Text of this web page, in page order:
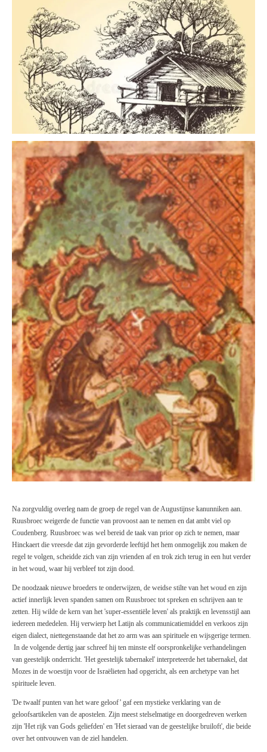
Na zorgvuldig overleg nam de groep de regel van de Augustijnse kanunniken aan.
Ruusbroec weigerde de functie van provoost aan te nemen en dat ambt viel op
Coudenberg. Ruusbroec was wel bereid de taak van prior op zich te nemen, maar
Hinckaert die vreesde dat zijn gevorderde leeftijd het hem onmogelijk zou maken de
regel te volgen, scheidde zich van zijn vrienden af en trok zich terug in een hut verder
in het woud, waar hij verbleef tot zijn dood.
De noodzaak nieuwe broeders te onderwijzen, de weidse stilte van het woud en zijn
actief innerlijk leven spanden samen om Ruusbroec tot spreken en schrijven aan te
zetten. Hij wilde de kern van het 'super-essentiële leven' als praktijk en levensstijl aan
iedereen mededelen. Hij verwierp het Latijn als communicatiemiddel en verkoos zijn
eigen dialect, niettegenstaande dat het zo arm was aan spirituele en wijsgerige termen.
In de volgende dertig jaar schreef hij ten minste elf oorspronkelijke verhandelingen
van geestelijk onderricht. 'Het geestelijk tabernakel' interpreteerde het tabernakel, dat
Mozes in de woestijn voor de Israëlieten had opgericht, als een archetype van het
spirituele leven.
'De twaalf punten van het ware geloof’ gaf een mystieke verklaring van de
geloofsartikelen van de apostelen. Zijn meest stelselmatige en doorgedreven werken
zijn 'Het rijk van Gods geliefden' en 'Het sieraad van de geestelijke bruiloft', die beide
over het ontvouwen van de ziel handelen.